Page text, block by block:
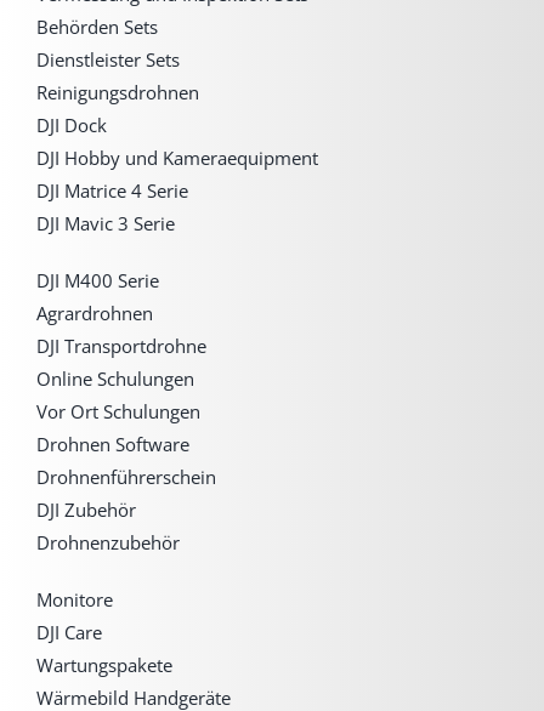
Behörden Sets
Dienstleister Sets
Reinigungsdrohnen
DJI Dock
DJI Hobby und Kameraequipment
DJI Matrice 4 Serie
DJI Mavic 3 Serie
DJI M400 Serie
Agrardrohnen
DJI Transportdrohne
Online Schulungen
Vor Ort Schulungen
Drohnen Software
Drohnenführerschein
DJI Zubehör
Drohnenzubehör
Monitore
DJI Care
Wartungspakete
Wärmebild Handgeräte